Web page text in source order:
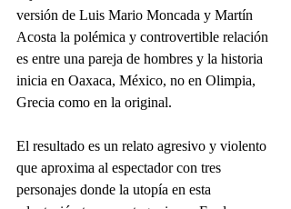
versión de Luis Mario Moncada y Martín
Acosta la polémica y controvertible relación
es entre una pareja de hombres y la historia
inicia en Oaxaca, México, no en Olimpia,
Grecia como en la original.
El resultado es un relato agresivo y violento
que aproxima al espectador con tres
personajes donde la utopía en esta